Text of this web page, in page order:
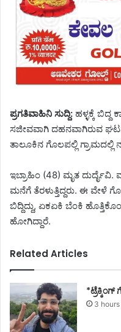
ಪ್ರಗತಿವಾಹಿನಿ ಸುದ್ದಿ: ಹಳ್ಳಕ್ಕೆ ಬಿದ್ದ
ಸಜೀವವಾಗಿ ದಹನವಾಗಿರುವ
ತಾಲೂಕಿನ ಗೊಲಪಲ್ಲಿ ಗ್ರಾಮದಲ್ಲಿ
ಇಬ್ರಾಹಿಂ (48) ಮೃತ ದುರ್ದೈವಿ.
ಮನೆಗೆ ತೆರಳುತ್ತಿದ್ದರು. ಈ ವೇಳೆ
ಬಿದ್ದಿದ್ದು, ಏಕಏಕಿ ಬೆಂಕಿ
ಹೋಗಿದ್ದಾರೆ.
Related Articles
*ಟ್ರೆಕ್ಕಿಂಗ್
3